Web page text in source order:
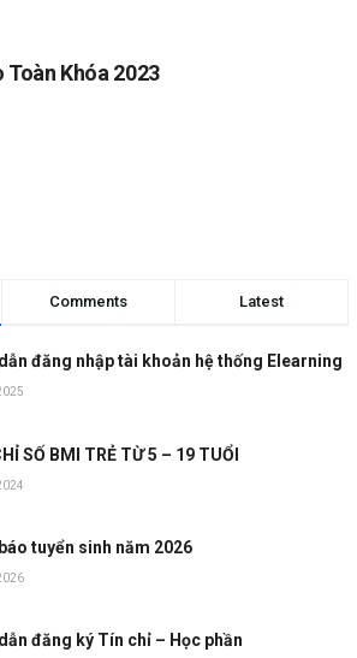
Khóa 2023
Comments Latest
đăng nhập tài khoản hệ thống Elearning
SỐ BMI TRẺ TỪ 5 – 19 TUỔI
tuyển sinh năm 2026
đăng ký Tín chỉ – Học phần